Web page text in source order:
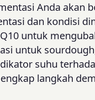
Anda akan
dan kondisi
untuk
untuk
suhu
langkah